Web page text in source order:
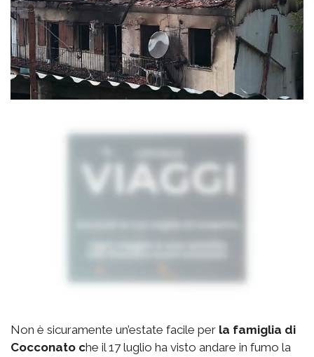
Non è sicuramente un’estate facile per la famiglia di
Cocconato che il 17 luglio ha visto andare in fumo la